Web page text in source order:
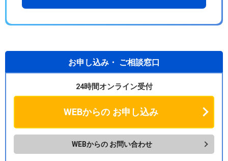
お申し込み・ ご相談窓口
24時間オンライン受付
WEBからのお申し込み
WEBからの お問い合わせ